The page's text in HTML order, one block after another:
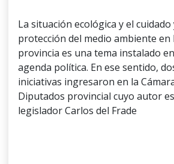
La situación ecológica y el cuidado
protección del medio ambiente en
provincia es una tema instalado
agenda política. En ese sentido,
iniciativas ingresaron en la
Diputados provincial cuyo autor
legislador Carlos del Frade